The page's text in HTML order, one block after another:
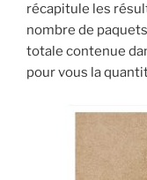
récapitule les
nombre de
totale contenue
pour vous la